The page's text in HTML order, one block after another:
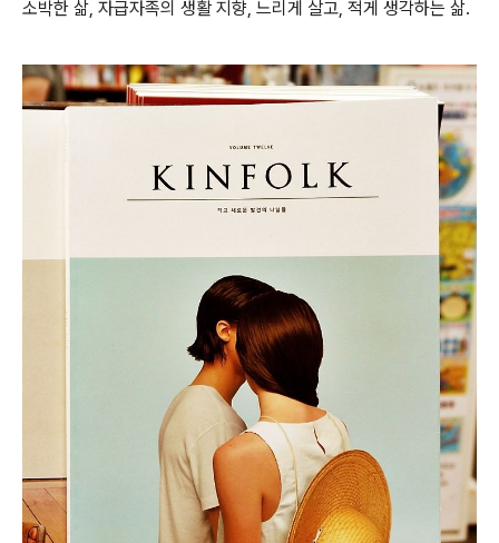
소박한 삶, 자급자족의 생활 지향, 느리게 살고, 적게 생각하는 삶.